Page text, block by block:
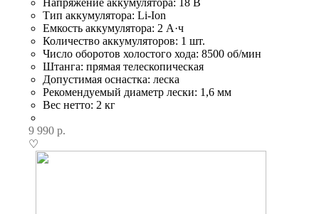
Напряжение аккумулятора: 18 В
Тип аккумулятора: Li-Ion
Емкость аккумулятора: 2 А·ч
Количество аккумуляторов: 1 шт.
Число оборотов холостого хода: 8500 об/мин
Штанга: прямая телескопическая
Допустимая оснастка: леска
Рекомендуемый диаметр лески: 1,6 мм
Вес нетто: 2 кг
9 990 р.
♡